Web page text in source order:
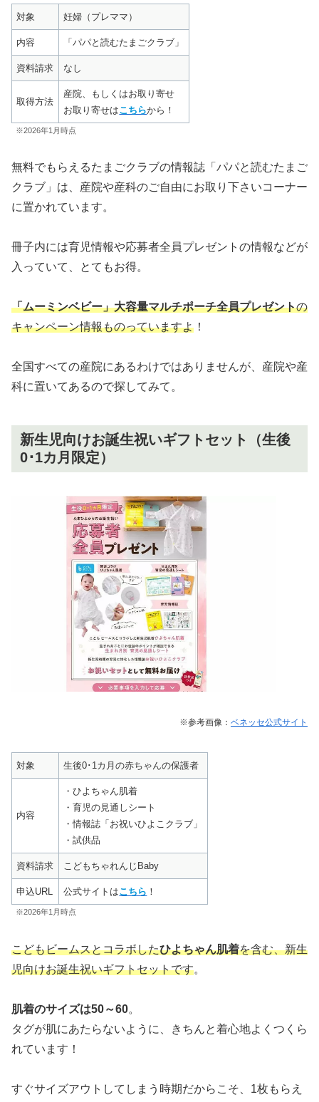
対象 妊婦（プレママ）
内容 「パパと読むたまごクラブ」
資料請求 なし
取得方法
産院、もしくはお取り寄せ
お取り寄せはこちらから！
※2026年1月時点
無料でもらえるたまごクラブの情報誌「パパと読むたまご
クラブ」は、産院や産科のご自由にお取り下さいコーナー
に置かれています。
冊子内には育児情報や応募者全員プレゼントの情報などが
入っていて、とてもお得。
「ムーミンベビー」大容量マルチポーチ全員プレゼントの
キャンペーン情報ものっていますよ ！
全国すべての産院にあるわけではありませんが、産院や産
科に置いてあるので探してみて。
新生児向けお誕生祝いギフトセット（生後
0･1カ月限定）
※参考画像： ベネッセ公式サイト
対象 生後0･1カ月の赤ちゃんの保護者
内容
・ひよちゃん肌着
・育児の見通しシート
・情報誌「お祝いひよこクラブ」
・試供品
資料請求 こどもちゃれんじBaby
申込URL 公式サイトはこちら ！
※2026年1月時点
こどもビームスとコラボしたひよちゃん肌着を含む、新生
児向けお誕生祝いギフトセットです。
肌着のサイズは50～60。
タグが肌にあたらないように、きちんと着心地よくつくら
れています！
すぐサイズアウトしてしまう時期だからこそ、1枚もらえ